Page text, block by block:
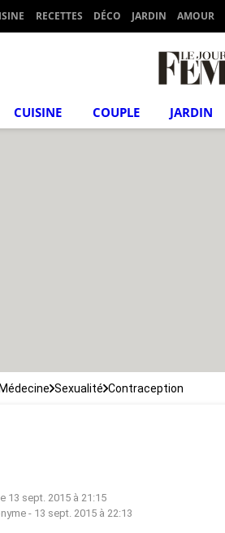
RECETTES DÉCO JARDIN AMOUR
CUISINE COUPLE JARDIN
Sexualité Contraception
13 sept. 2015 à 21:15
- 13 sept. 2015 à 22:13